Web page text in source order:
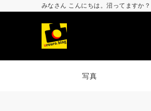
みなさん こんにちは。沼ってますか？
写真